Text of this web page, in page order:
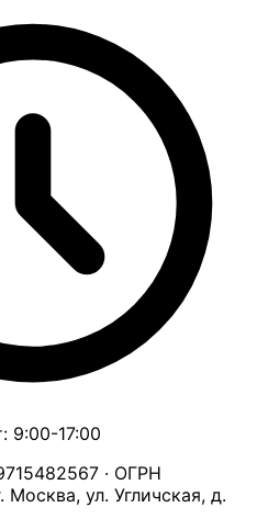
9:00-17:00
· ОГРН
Москва, ул. Угличская, д.